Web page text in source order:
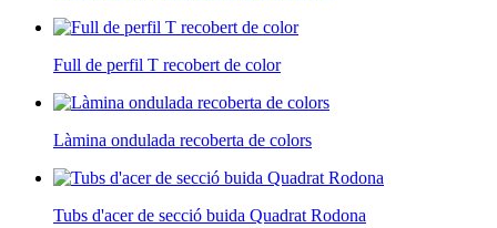
Full de perfil T recobert de color
Làmina ondulada recoberta de colors
Tubs d'acer de secció buida Quadrat Rodona